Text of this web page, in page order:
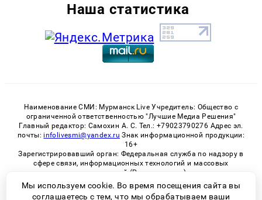
Наша статистика
Наименование СМИ: Мурманск Live Учредитель: Общество с
ограниченной ответственностью "Лучшие Медиа Решения"
Главный редактор: Самохин А. С. Тел.: +79023790276 Адрес эл.
почты: infolivesmi@yandex.ru Знак информационной продукции:
16+
Зарегистрировавший орган: Федеральная служба по надзору в
сфере связи, информационных технологий и массовых
коммуникаций (Роскомнадзор)
Регистрационный номер СМИ ЭЛ № ФС 77 - 82534 от 21.01.2022
Мы используем cookie. Во время посещения сайта вы
соглашаетесь с тем, что мы обрабатываем ваши